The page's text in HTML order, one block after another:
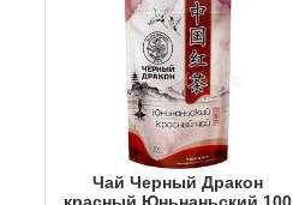
Чай Черный Дракон